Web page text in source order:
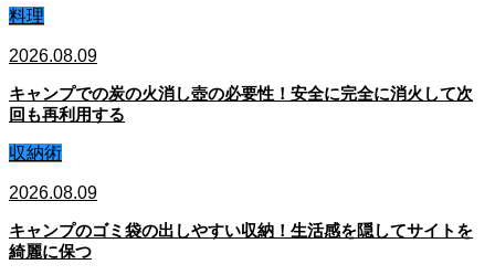
料理
2026.08.09
キャンプでの炭の火消し壺の必要性！安全に完全に消火して次
回も再利用する
収納術
2026.08.09
キャンプのゴミ袋の出しやすい収納！生活感を隠してサイトを
綺麗に保つ